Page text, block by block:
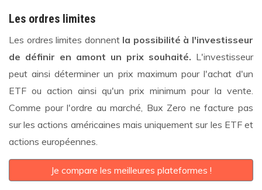
Les ordres limites
Les ordres limites donnentla possibilité à l'investisseur
de définir en amont un prix souhaité. L'investisseur
peut ainsi déterminer un prix maximum pour l'achat d'un
ETF ou action ainsi qu'un prix minimum pour la vente.
Comme pour l'ordre au marché, Bux Zero ne facture pas
sur les actions américaines mais uniquement sur les ETF et
actions européennes.
Je compare les meilleures plateformes !